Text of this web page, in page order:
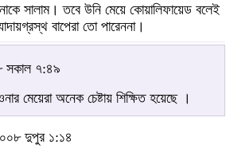
সালাম। তবে উনি মেয়ে কোয়ালিফায়েড বলেই
বাপেরা তো পারেননা।
সকাল ৭:৪৯
মেয়েরা অনেক চেষ্টায় শিক্ষিত হয়েছে ।
দুপুর ১:১৪